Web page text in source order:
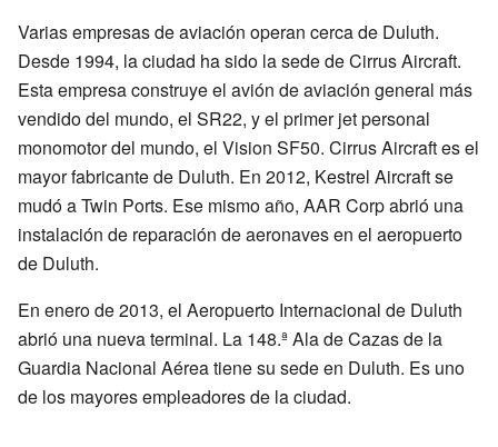
Varias empresas de aviación operan cerca de Duluth.
Desde 1994, la ciudad ha sido la sede de Cirrus Aircraft.
Esta empresa construye el avión de aviación general más
vendido del mundo, el SR22, y el primer jet personal
monomotor del mundo, el Vision SF50. Cirrus Aircraft es el
mayor fabricante de Duluth. En 2012, Kestrel Aircraft se
mudó a Twin Ports. Ese mismo año, AAR Corp abrió una
instalación de reparación de aeronaves en el aeropuerto
de Duluth.
En enero de 2013, el Aeropuerto Internacional de Duluth
abrió una nueva terminal. La 148.ª Ala de Cazas de la
Guardia Nacional Aérea tiene su sede en Duluth. Es uno
de los mayores empleadores de la ciudad.